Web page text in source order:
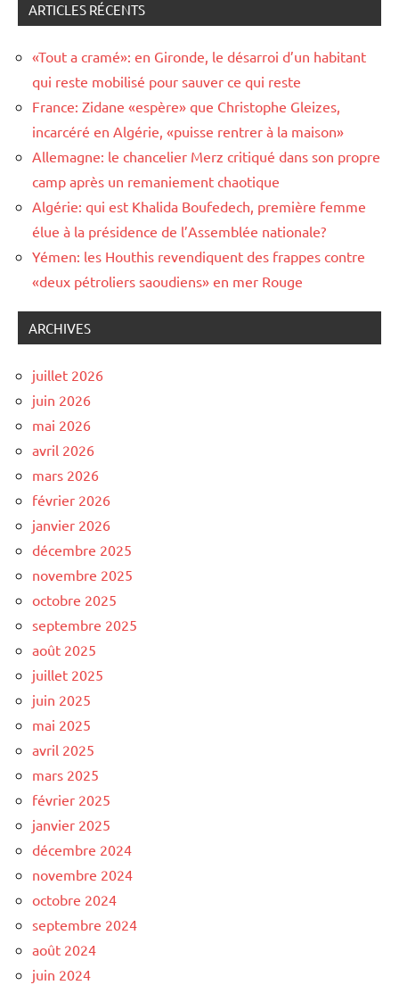
ARTICLES RÉCENTS
«Tout a cramé»: en Gironde, le désarroi d’un habitant
qui reste mobilisé pour sauver ce qui reste
France: Zidane «espère» que Christophe Gleizes,
incarcéré en Algérie, «puisse rentrer à la maison»
Allemagne: le chancelier Merz critiqué dans son propre
camp après un remaniement chaotique
Algérie: qui est Khalida Boufedech, première femme
élue à la présidence de l’Assemblée nationale?
Yémen: les Houthis revendiquent des frappes contre
«deux pétroliers saoudiens» en mer Rouge
ARCHIVES
juillet 2026
juin 2026
mai 2026
avril 2026
mars 2026
février 2026
janvier 2026
décembre 2025
novembre 2025
octobre 2025
septembre 2025
août 2025
juillet 2025
juin 2025
mai 2025
avril 2025
mars 2025
février 2025
janvier 2025
décembre 2024
novembre 2024
octobre 2024
septembre 2024
août 2024
juin 2024